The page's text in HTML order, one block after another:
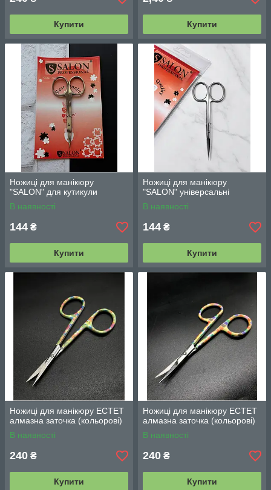
Купити Купити
Ножиці для манікюру
"SALON" для кутикули
В наявності
144 ₴
Купити
Ножиці для манікюру
"SALON" універсальні
В наявності
144 ₴
Купити
Ножиці для манікюру ЕСТЕТ
алмазна заточка (кольорові)
В наявності
240 ₴
Купити
Ножиці для манікюру ЕСТЕТ
алмазна заточка (кольорові)
В наявності
240 ₴
Купити